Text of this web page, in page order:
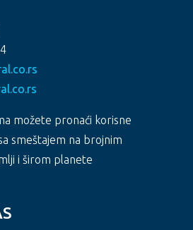
možete pronaći korisne
smeštajem na brojnim
i širom planete